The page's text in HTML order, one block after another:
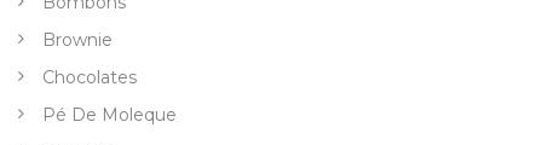
Brownie
Chocolates
Pé De Moleque